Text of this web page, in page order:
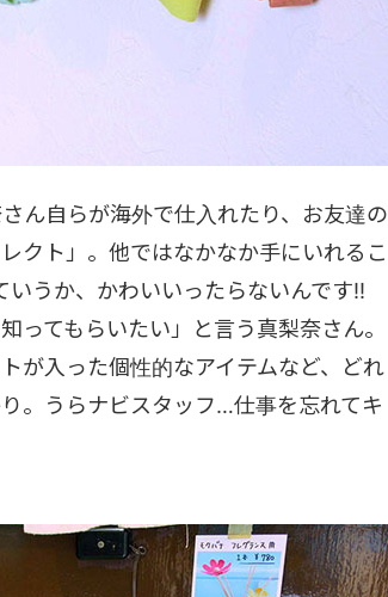
ん自らが海外で仕入れたり、お友達の
クト」。他ではなかなか手にいれるこ
うか、かわいいったらないんです!!
ってもらいたい」と言う真梨奈さん。
が入った個性的なアイテムなど、どれ
。うらナビスタッフ…仕事を忘れてキ